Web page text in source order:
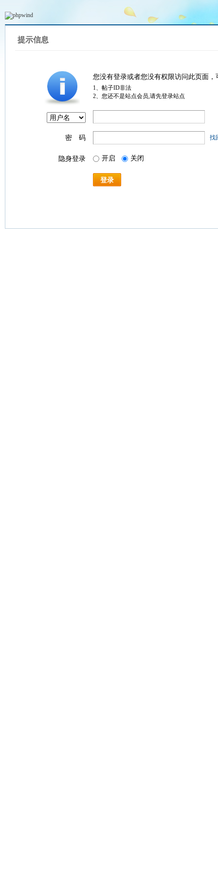
提示信息
您没有登录或者您没有权限访问此页面
1、帖子ID非法
2、您还不是站点会员,请先登录站点
密 码 找
隐身登录 开启 关闭
登录